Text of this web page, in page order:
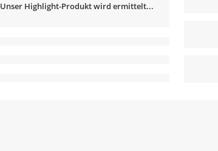
Unser Highlight-Produkt wird ermittelt...